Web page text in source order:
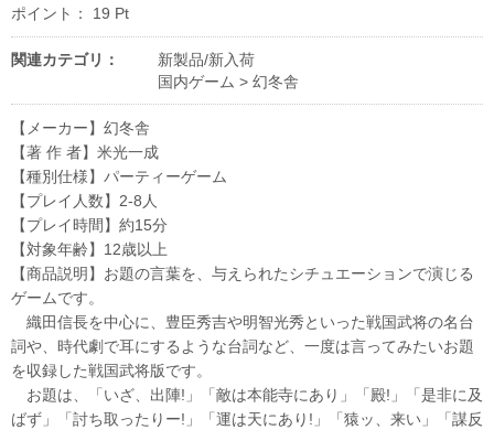
ポイント： 19 Pt
関連カテゴリ：
新製品/新入荷
国内ゲーム > 幻冬舎
【メーカー】幻冬舎
【著 作 者】米光一成
【種別仕様】パーティーゲーム
【プレイ人数】2-8人
【プレイ時間】約15分
【対象年齢】12歳以上
【商品説明】お題の言葉を、与えられたシチュエーションで演じる
ゲームです。
織田信長を中心に、豊臣秀吉や明智光秀といった戦国武将の名台
詞や、時代劇で耳にするような台詞など、一度は言ってみたいお題
を収録した戦国武将版です。
お題は、「いざ、出陣!」「敵は本能寺にあり」「殿!」「是非に及
ばず」「討ち取ったりー!」「運は天にあり!」「猿ッ、来い」「謀反